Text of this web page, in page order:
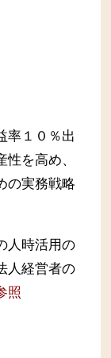
率１０％出
を高め、
の実務戦略
人時活用の
人経営者の
照